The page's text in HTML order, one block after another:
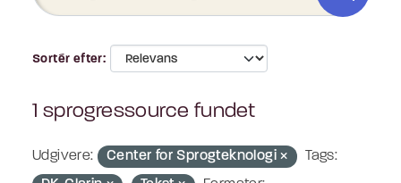
Sortér efter
1 sprogressource fundet
Udgivere: Center for Sprogteknologi
Tags: